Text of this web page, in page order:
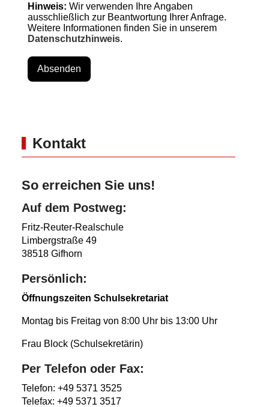
Hinweis: Wir verwenden Ihre Angaben
ausschließlich zur Beantwortung Ihrer Anfrage.
Weitere Informationen finden Sie in unserem
Datenschutzhinweis.
Absenden
Kontakt
So erreichen Sie uns!
Auf dem Postweg:
Fritz-Reuter-Realschule
Limbergstraße 49
38518 Gifhorn
Persönlich:
Öffnungszeiten Schulsekretariat
Montag bis Freitag von 8:00 Uhr bis 13:00 Uhr
Frau Block (Schulsekretärin)
Per Telefon oder Fax:
Telefon: +49 5371 3525
Telefax: +49 5371 3517